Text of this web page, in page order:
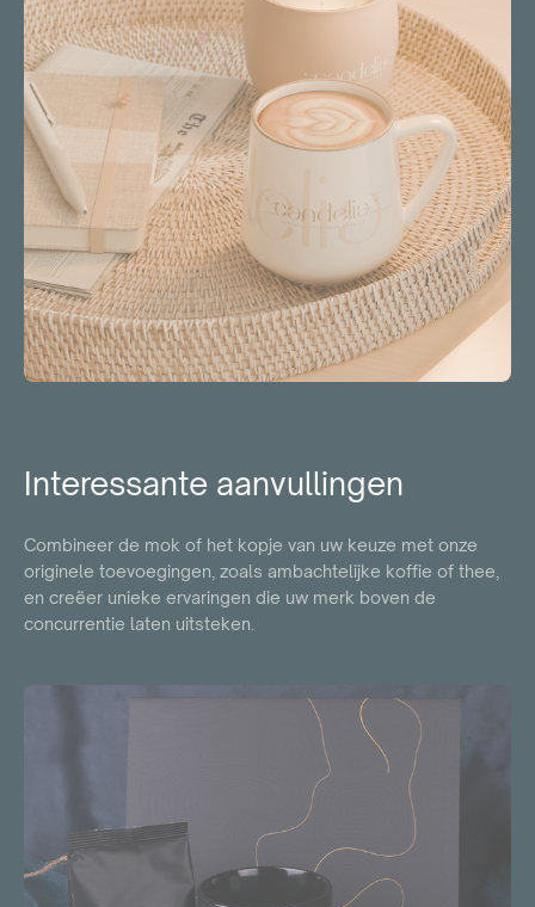
Interessante aanvullingen
Combineer de mok of het kopje van uw keuze met onze
originele toevoegingen, zoals ambachtelijke koffie of thee,
en creëer unieke ervaringen die uw merk boven de
concurrentie laten uitsteken.